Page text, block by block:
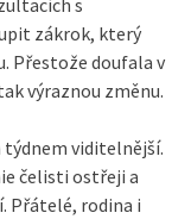
zákrok, který
Přestože doufala v
výraznou změnu.
týdnem viditelnější.
čelisti ostřeji a
Přátelé, rodina i